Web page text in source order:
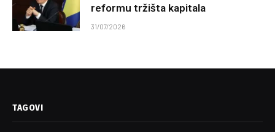
reformu tržišta kapitala
31/07/2026
TAGOVI